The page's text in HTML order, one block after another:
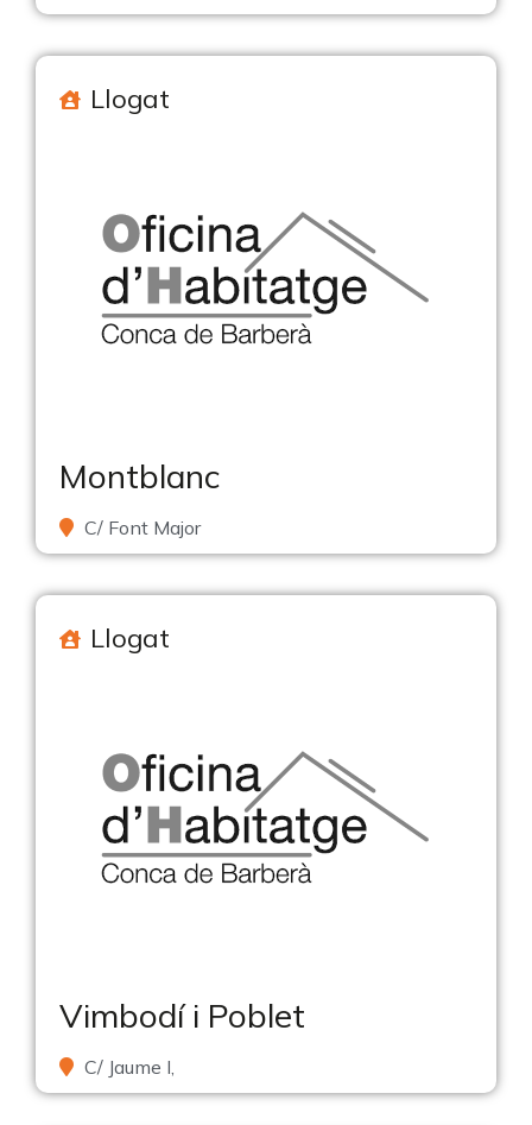
Llogat
Montblanc
C/ Font Major
Llogat
Vimbodí i Poblet
C/ Jaume I,